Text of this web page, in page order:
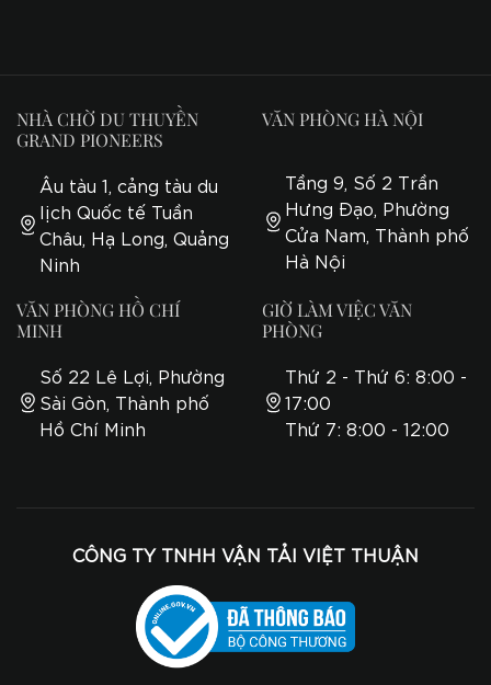
NHÀ CHỜ DU THUYỀN
GRAND PIONEERS
Âu tàu 1, cảng tàu du
lịch Quốc tế Tuần
Châu, Hạ Long, Quảng
Ninh
VĂN PHÒNG HÀ NỘI
Tầng 9, Số 2 Trần
Hưng Đạo, Phường
Cửa Nam, Thành phố
Hà Nội
VĂN PHÒNG HỒ CHÍ
MINH
Số 22 Lê Lợi, Phường
Sài Gòn, Thành phố
Hồ Chí Minh
GIỜ LÀM VIỆC VĂN
PHÒNG
Thứ 2 - Thứ 6: 8:00 -
17:00
Thứ 7: 8:00 - 12:00
CÔNG TY TNHH VẬN TẢI VIỆT THUẬN